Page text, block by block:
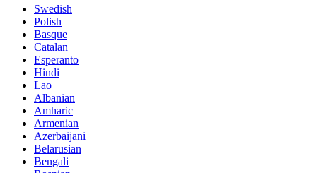
Swedish
Polish
Basque
Catalan
Esperanto
Hindi
Lao
Albanian
Amharic
Armenian
Azerbaijani
Belarusian
Bengali